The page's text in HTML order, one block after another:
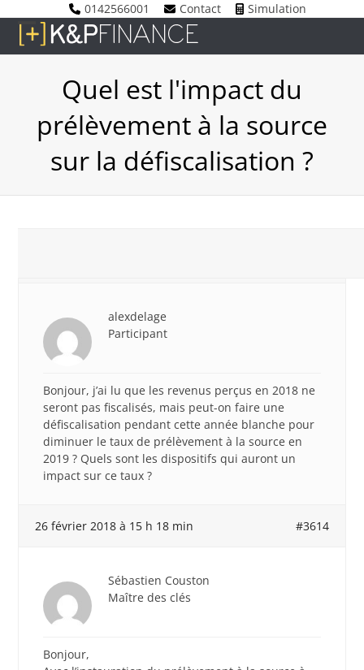
content
0142566001 Contact Simulation
Open
menu
Close
menuQuel est l'impact du
prélèvement à la source
sur la défiscalisation ?
alexdelage
Participant
Bonjour, j’ai lu que les revenus perçus en 2018 ne
seront pas fiscalisés, mais peut-on faire une
défiscalisation pendant cette année blanche pour
diminuer le taux de prélèvement à la source en
2019 ? Quels sont les dispositifs qui auront un
impact sur ce taux ?
26 février 2018 à 15 h 18 min #3614
Sébastien Couston
Maître des clés
Bonjour,